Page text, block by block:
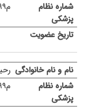
م۱۷۹۹
م۱۷۹۹